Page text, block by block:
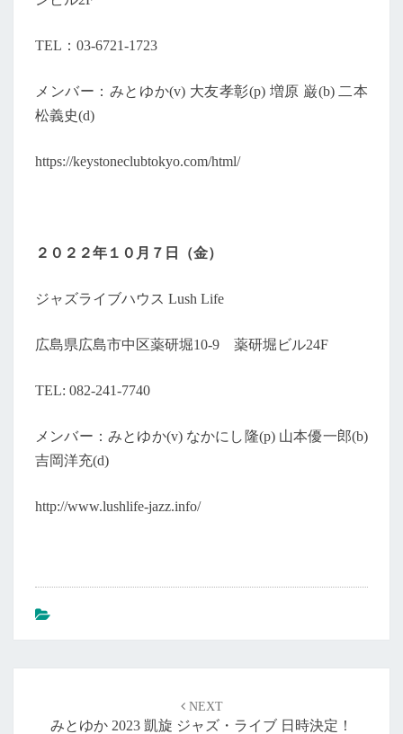
TEL：03-6721-1723
メンバー：みとゆか(v) 大友孝彰(p) 増原 巌(b) 二本
松義史(d)
https://keystoneclubtokyo.com/html/
２０２２年１０月７日（金）
ジャズライブハウス Lush Life
広島県広島市中区薬研堀10-9 薬研堀ビル24F
TEL: 082-241-7740
メンバー：みとゆか(v) なかにし隆(p) 山本優一郎(b)
吉岡洋充(d)
http://www.lushlife-jazz.info/
navigation
NEXT
みとゆか 2023 凱旋 ジャズ・ライブ 日時決定！